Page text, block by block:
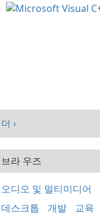
더 ›
브라 우즈
오디오 및 멀티미디어
데스크톱
개발 교육